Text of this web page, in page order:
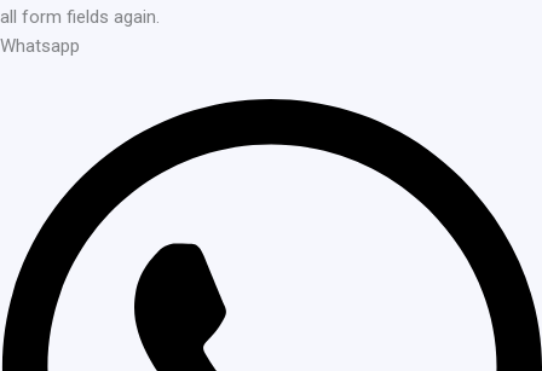
all form fields again.
Whatsapp